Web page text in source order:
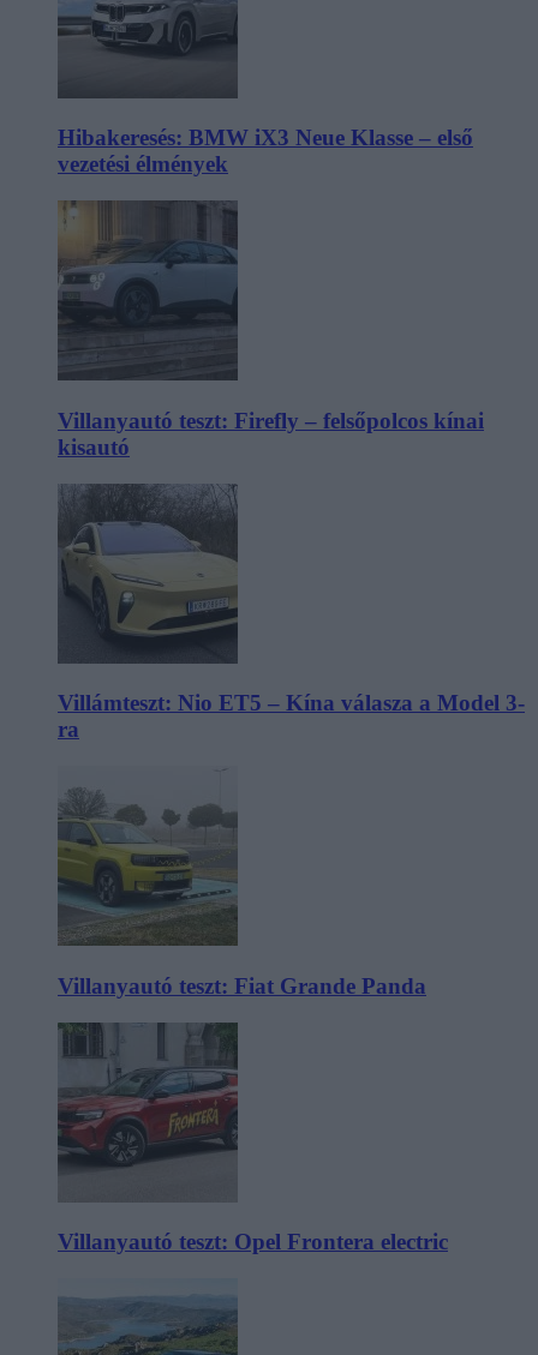
Hibakeresés: BMW iX3 Neue Klasse – első
vezetési élmények
Villanyautó teszt: Firefly – felsőpolcos kínai
kisautó
Villámteszt: Nio ET5 – Kína válasza a Model 3-
ra
Villanyautó teszt: Fiat Grande Panda
Villanyautó teszt: Opel Frontera electric